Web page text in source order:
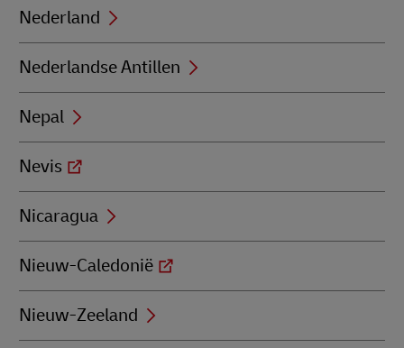
Nederland
Nederlandse Antillen
Nepal
Nevis
Nicaragua
Nieuw-Caledonië
Nieuw-Zeeland